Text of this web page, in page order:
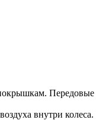
внутри